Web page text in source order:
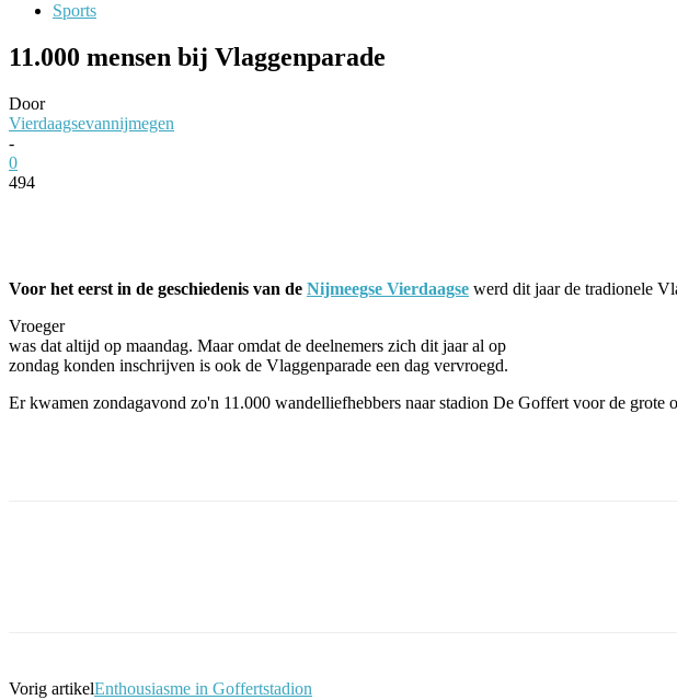
Sports
11.000 mensen bij Vlaggenparade
Door
Vierdaagsevannijmegen
-
0
494
Voor het eerst in de geschiedenis van de Nijmeegse Vierdaagse werd dit jaar de tradionele
Vroeger
was dat altijd op maandag. Maar omdat de deelnemers zich dit jaar al op
zondag konden inschrijven is ook de Vlaggenparade een dag vervroegd.
Er kwamen zondagavond zo'n 11.000 wandelliefhebbers naar stadion De Goffert voor de grote
Vorig artikelEnthousiasme in Goffertstadion